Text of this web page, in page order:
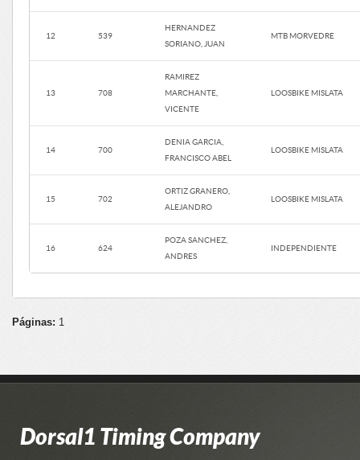
12 539
HERNANDEZ
SORIANO, JUAN
MTB MORVEDRE
13 708
RAMIREZ
MARCHANTE,
VICENTE
LOOSBIKE MISLATA
14 700
DENIA GARCIA,
FRANCISCO ABEL
LOOSBIKE MISLATA
15 702
ORTIZ GRANERO,
ALEJANDRO
LOOSBIKE MISLATA
16 624
POZA SANCHEZ,
ANDRES
INDEPENDIENTE
Páginas: 1
Dorsal1 Timing Company